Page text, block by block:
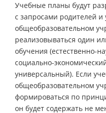
Учебные планы будут
с запросами родителей
общеобразовательном
реализовываться один
обучения (естественно-
социально-
универсальный). Если
общеобразовательном
формироваться по
он будет содержать не